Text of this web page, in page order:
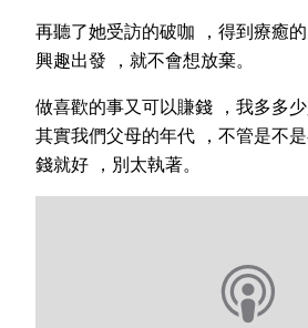
再聽了她受訪的破咖 ，得到療癒
興趣出發 ，就不會想放棄。
做喜歡的事又可以賺錢 ，我多多
其實我們父母的年代 ，不管是不
錢就好 ，別太執著。